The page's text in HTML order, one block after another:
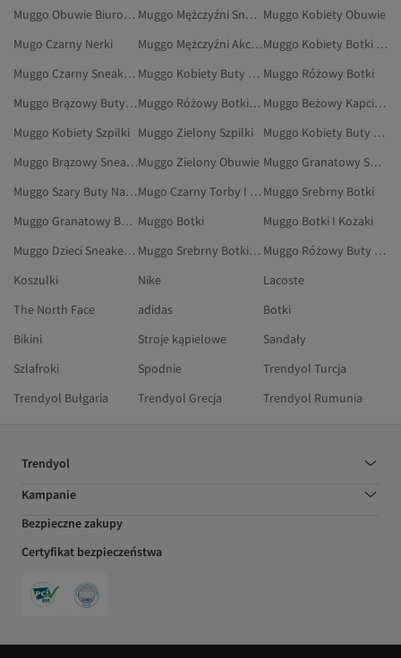
Muggo Obuwie Biurowe
Muggo Mężczyźni Sneakersy Muggo Kobiety Obuwie
Mugo Czarny Nerki
Muggo Mężczyźni Akcesoria
Muggo Kobiety Botki I Kozaki
Muggo Czarny Sneakersy
Muggo Kobiety Buty Na Co Dzień Muggo Różowy Botki
Muggo Brązowy Buty Sportowe
Muggo Różowy Botki I Kozaki
Muggo Beżowy Kapcie Domowe
Muggo Kobiety Szpilki
Muggo Zielony Szpilki
Muggo Kobiety Buty Sportowe
Muggo Brązowy SneakersyMuggo Zielony Obuwie
Muggo Granatowy Sneakersy
Muggo Szary Buty Na Co Dzień
Mugo Czarny Torby I Torebki Muggo Srebrny Botki
Muggo Granatowy Buty Sportowe Muggo Botki
Muggo Botki I Kozaki
Muggo Dzieci Sneakersy
Muggo Srebrny Botki I Kozaki
Muggo Różowy Buty Na Co Dzień
Koszulki
Nike
Lacoste
The North Face
adidas
Botki
Bikini
Stroje kąpielowe
Sandały
Szlafroki
Spodnie
Trendyol Turcja
Trendyol Bułgaria
Trendyol Grecja Trendyol Rumunia
Trendyol
Kampanie
Bezpieczne zakupy
Certyfikat bezpieczeństwa